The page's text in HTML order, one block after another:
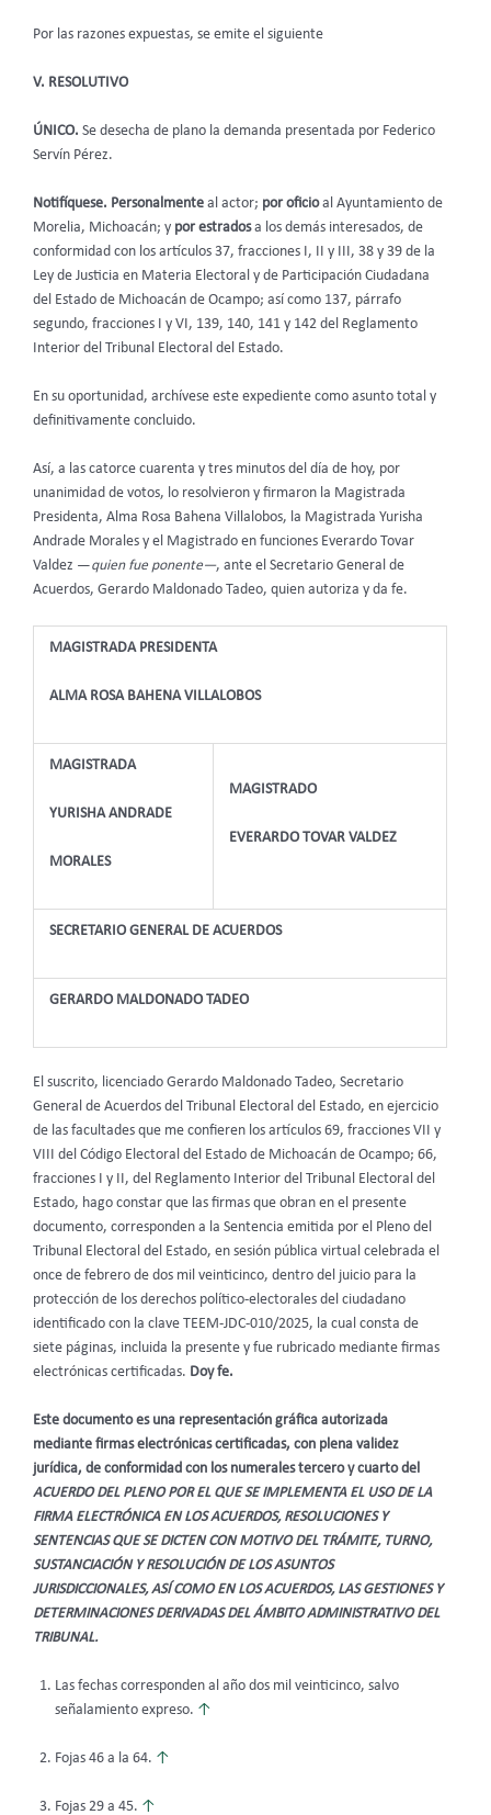
Por las razones expuestas, se emite el siguiente
V. RESOLUTIVO
ÚNICO. Se desecha de plano la demanda presentada por Federico
Servín Pérez.
Notifíquese. Personalmente al actor; por oficioal Ayuntamiento de
Morelia, Michoacán; y por estradosa los demás interesados, de
conformidad con los artículos 37, fracciones I, II y III, 38 y 39 de la
Ley de Justicia en Materia Electoral y de Participación Ciudadana
del Estado de Michoacán de Ocampo; así como 137, párrafo
segundo, fracciones I y VI, 139, 140, 141 y 142 del Reglamento
Interior del Tribunal Electoral del Estado.
En su oportunidad, archívese este expediente como asunto total y
definitivamente concluido.
Así, a las catorce cuarenta y tres minutos del día de hoy, por
unanimidad de votos, lo resolvieron y firmaron la Magistrada
Presidenta, Alma Rosa Bahena Villalobos, la Magistrada Yurisha
Andrade Morales y el Magistrado en funciones Everardo Tovar
Valdez —quien fue ponente—, ante el Secretario General de
Acuerdos, Gerardo Maldonado Tadeo, quien autoriza y da fe.
MAGISTRADA PRESIDENTA
ALMA ROSA BAHENA VILLALOBOS
MAGISTRADA
YURISHA ANDRADE
MORALES
MAGISTRADO
EVERARDO TOVAR VALDEZ
SECRETARIO GENERAL DE ACUERDOS
GERARDO MALDONADO TADEO
El suscrito, licenciado Gerardo Maldonado Tadeo, Secretario
General de Acuerdos del Tribunal Electoral del Estado, en ejercicio
de las facultades que me confieren los artículos 69, fracciones VII y
VIII del Código Electoral del Estado de Michoacán de Ocampo; 66,
fracciones I y II, del Reglamento Interior del Tribunal Electoral del
Estado, hago constar que las firmas que obran en el presente
documento, corresponden a la Sentencia emitida por el Pleno del
Tribunal Electoral del Estado, en sesión pública virtual celebrada el
once de febrero de dos mil veinticinco, dentro del juicio para la
protección de los derechos político-electorales del ciudadano
identificado con la clave TEEM-JDC-010/2025, la cual consta de
siete páginas, incluida la presente y fue rubricado mediante firmas
electrónicas certificadas. Doy fe.
Este documento es una representación gráfica autorizada
mediante firmas electrónicas certificadas, con plena validez
jurídica, de conformidad con los numerales tercero y cuarto del
ACUERDO DEL PLENO POR EL QUE SE IMPLEMENTA EL USO DE LA
FIRMA ELECTRÓNICA EN LOS ACUERDOS, RESOLUCIONES Y
SENTENCIAS QUE SE DICTEN CON MOTIVO DEL TRÁMITE, TURNO,
SUSTANCIACIÓN Y RESOLUCIÓN DE LOS ASUNTOS
JURISDICCIONALES, ASÍ COMO EN LOS ACUERDOS, LAS GESTIONES Y
DETERMINACIONES DERIVADAS DEL ÁMBITO ADMINISTRATIVO DEL
TRIBUNAL.
Las fechas corresponden al año dos mil veinticinco, salvo
señalamiento expreso. ↑
Fojas 46 a la 64. ↑
Fojas 29 a 45. ↑